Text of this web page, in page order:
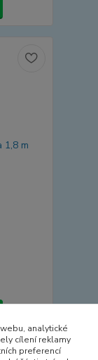
analytické
cílení reklamy
preferencí